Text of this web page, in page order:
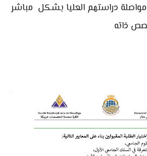
دراستهم العليا بشكل مباشر
ذاته